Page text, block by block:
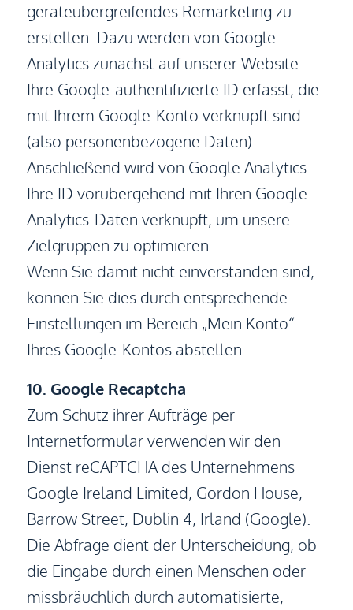
geräteübergreifendes Remarketing zu
erstellen. Dazu werden von Google
Analytics zunächst auf unserer Website
Ihre Google-authentifizierte ID erfasst, die
mit Ihrem Google-Konto verknüpft sind
(also personenbezogene Daten).
Anschließend wird von Google Analytics
Ihre ID vorübergehend mit Ihren Google
Analytics-Daten verknüpft, um unsere
Zielgruppen zu optimieren.
Wenn Sie damit nicht einverstanden sind,
können Sie dies durch entsprechende
Einstellungen im Bereich „Mein Konto“
Ihres Google-Kontos abstellen.
10. Google Recaptcha
Zum Schutz ihrer Aufträge per
Internetformular verwenden wir den
Dienst reCAPTCHA des Unternehmens
Google Ireland Limited, Gordon House,
Barrow Street, Dublin 4, Irland (Google).
Die Abfrage dient der Unterscheidung, ob
die Eingabe durch einen Menschen oder
missbräuchlich durch automatisierte,